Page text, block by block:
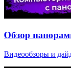
Обзор
Видеообзоры и